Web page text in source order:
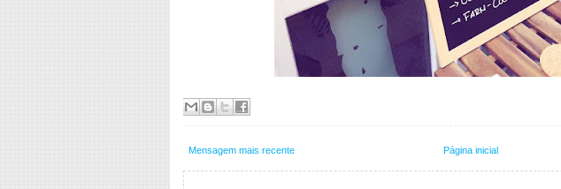
Mensagem mais recente Página inicial